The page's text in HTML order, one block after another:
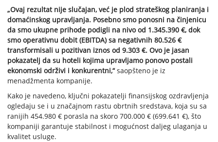
„Ovaj rezultat nije slučajan, već je plod strateškog planiranja i
domaćinskog upravljanja. Posebno smo ponosni na činjenicu
da smo ukupne prihode podigli na nivo od 1.345.390 €, dok
smo operativnu dobit (EBITDA) sa negativnih 80.526 €
transformisali u pozitivan iznos od 9.303 €. Ovo je jasan
pokazatelj da su hoteli kojima upravljamo ponovo postali
ekonomski održivi i konkurentni,“saopšteno je iz
menadžmenta kompanije.
Kako je navedeno, ključni pokazatelji finansijskog ozdravljenja
ogledaju se i u značajnom rastu obrtnih sredstava, koja su sa
ranijih 454.980 € porasla na skoro 700.000 € (699.641 €), što
kompaniji garantuje stabilnost i mogućnost daljeg ulaganja u
kvalitet usluge.